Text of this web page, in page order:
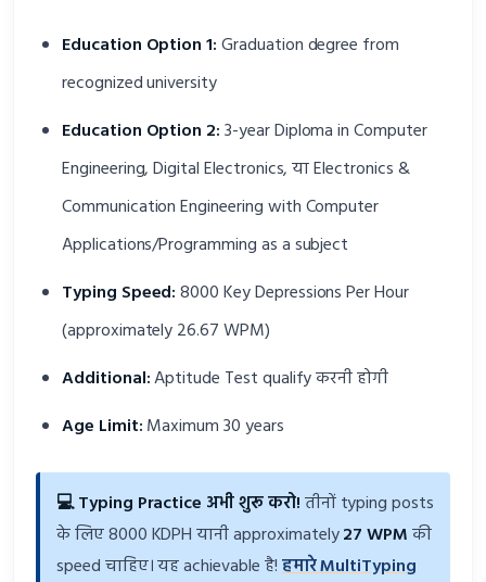
Education Option 1:Graduation degree from
recognized university
Education Option 2:3-year Diploma in Computer
Engineering, Digital Electronics, या Electronics &
Communication Engineering with Computer
Applications/Programming as a subject
Typing Speed:8000 Key Depressions Per Hour
(approximately 26.67 WPM)
Additional:Aptitude Test qualify करनी होगी
Age Limit:Maximum 30 years
💻 Typing Practice अभी शुरू करो!तीनों typing posts
के लिए 8000 KDPH यानी approximately27 WPMकी
speed चाहिए। यह achievable है!हमारे MultiTyping